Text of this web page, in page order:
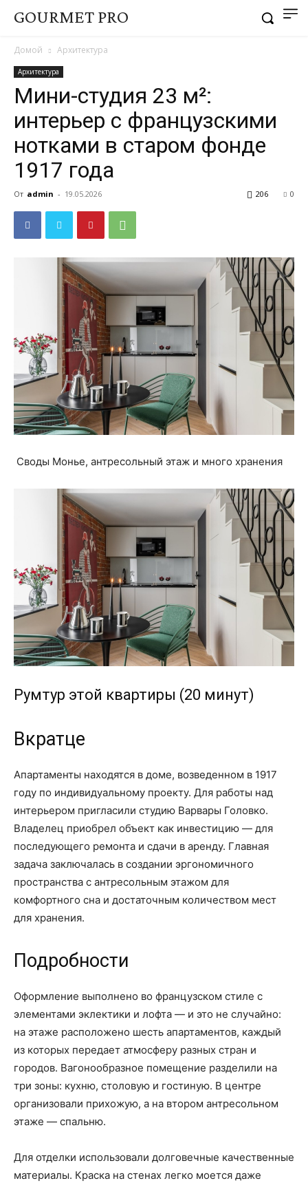
GOURMET PRO
Домой Архитектура
Архитектура
Мини-студия 23 м²:
интерьер с французскими
нотками в старом фонде
1917 года
От admin - 19.05.2026 0
206
Своды Монье, антресольный этаж и много хранения
Румтур этой квартиры (20 минут)
Вкратце
Апартаменты находятся в доме, возведенном в 1917
году по индивидуальному проекту. Для работы над
интерьером пригласили студию Варвары Головко.
Владелец приобрел объект как инвестицию — для
последующего ремонта и сдачи в аренду. Главная
задача заключалась в создании эргономичного
пространства с антресольным этажом для
комфортного сна и достаточным количеством мест
для хранения.
Подробности
Оформление выполнено во французском стиле с
элементами эклектики и лофта — и это не случайно:
на этаже расположено шесть апартаментов, каждый
из которых передает атмосферу разных стран и
городов. Вагонообразное помещение разделили на
три зоны: кухню, столовую и гостиную. В центре
организовали прихожую, а на втором антресольном
этаже — спальню.
Для отделки использовали долговечные качественные
материалы. Краска на стенах легко моется даже